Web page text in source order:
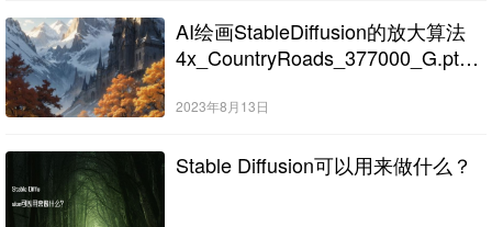
AI绘画StableDiffusion的放大算法
4x_CountryRoads_377000_G.pth
2023年8月13日
Stable Diffusion可以用来做什么？